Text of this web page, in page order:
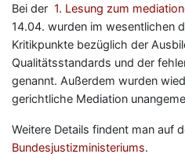
Bei der 1. Lesung zum
14.04. wurden im wesentlichen
Kritikpunkte bezüglich der
Qualitätsstandards und der
genannt. Außerdem wurden
gerichtliche Mediation
Weitere Details findent man auf
Bundesjustizministeriums.